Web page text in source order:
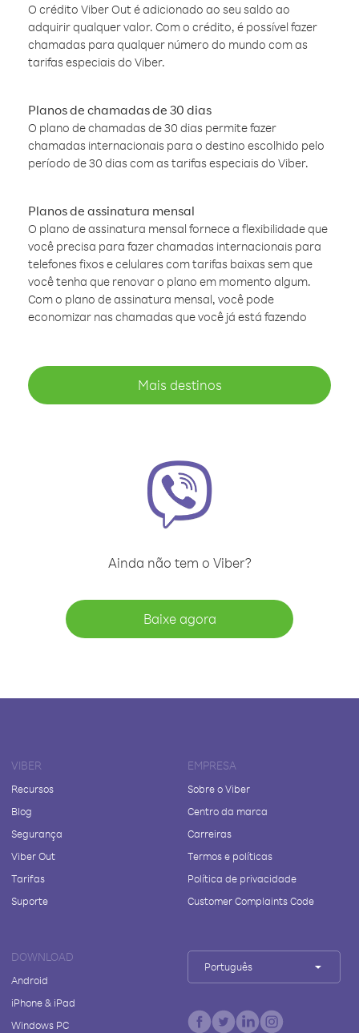
O crédito Viber Out é adicionado ao seu saldo ao
adquirir qualquer valor. Com o crédito, é possível fazer
chamadas para qualquer número do mundo com as
tarifas especiais do Viber.
Planos de chamadas de 30 dias
O plano de chamadas de 30 dias permite fazer
chamadas internacionais para o destino escolhido pelo
período de 30 dias com as tarifas especiais do Viber.
Planos de assinatura mensal
O plano de assinatura mensal fornece a flexibilidade que
você precisa para fazer chamadas internacionais para
telefones fixos e celulares com tarifas baixas sem que
você tenha que renovar o plano em momento algum.
Com o plano de assinatura mensal, você pode
economizar nas chamadas que você já está fazendo
Mais destinos
Ainda não tem o Viber?
Baixe agora
VIBER
Recursos
Blog
Segurança
Viber Out
Tarifas
Suporte
EMPRESA
Sobre o Viber
Centro da marca
Carreiras
Termos e políticas
Política de privacidade
Customer Complaints Code
DOWNLOAD
Android
iPhone & iPad
Windows PC
Português